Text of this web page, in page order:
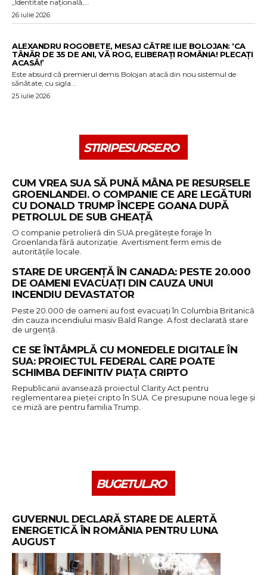
„Identitate națională,...
26 iulie 2026
ALEXANDRU ROGOBETE, MESAJ CĂTRE ILIE BOLOJAN: ‘CA
TÂNĂR DE 35 DE ANI, VĂ ROG, ELIBERAȚI ROMÂNIA! PLECAȚI
ACASĂ!’
Este absurd că premierul demis Bolojan atacă din nou sistemul de
sănătate, cu sigla...
25 iulie 2026
STIRIPESURSE.RO
CUM VREA SUA SĂ PUNĂ MÂNA PE RESURSELE
GROENLANDEI. O COMPANIE CE ARE LEGĂTURI
CU DONALD TRUMP ÎNCEPE GOANA DUPĂ
PETROLUL DE SUB GHEAȚĂ
O companie petrolieră din SUA pregătește foraje în
Groenlanda fără autorizație. Avertisment ferm emis de
autoritățile locale.
STARE DE URGENȚĂ ÎN CANADA: PESTE 20.000
DE OAMENI EVACUAȚI DIN CAUZA UNUI
INCENDIU DEVASTATOR
Peste 20.000 de oameni au fost evacuați în Columbia Britanică
din cauza incendiului masiv Bald Range. A fost declarată stare
de urgență.
CE SE ÎNTÂMPLĂ CU MONEDELE DIGITALE ÎN
SUA: PROIECTUL FEDERAL CARE POATE
SCHIMBA DEFINITIV PIAȚA CRIPTO
Republicanii avansează proiectul Clarity Act pentru
reglementarea pieței cripto în SUA. Ce presupune noua lege și
ce miză are pentru familia Trump.
BUGETUL.RO
GUVERNUL DECLARĂ STARE DE ALERTĂ
ENERGETICĂ ÎN ROMÂNIA PENTRU LUNA
AUGUST